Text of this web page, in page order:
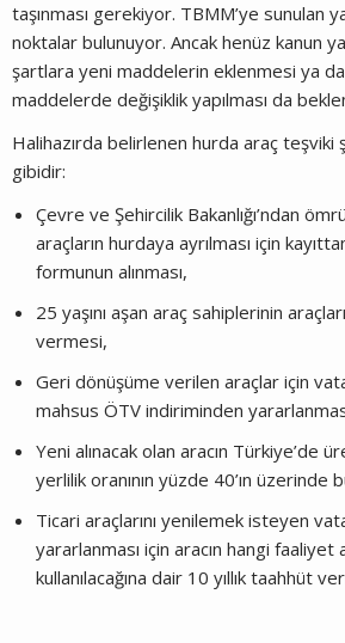
taşınması gerekiyor. TBMM’ye sunulan
noktalar bulunuyor. Ancak henüz kanun
şartlara yeni maddelerin eklenmesi ya
maddelerde değişiklik yapılması da
Halihazırda belirlenen hurda araç teşviki
gibidir:
Çevre ve Şehircilik Bakanlığı’ndan
araçların hurdaya ayrılması için
formunun alınması,
25 yaşını aşan araç sahiplerinin
vermesi,
Geri dönüşüme verilen araçlar için
mahsus ÖTV indiriminden
Yeni alınacak olan aracın Türkiye’de
yerlilik oranının yüzde 40’ın üzerinde
Ticari araçlarını yenilemek isteyen
yararlanması için aracın hangi faaliyet
kullanılacağına dair 10 yıllık taahhüt